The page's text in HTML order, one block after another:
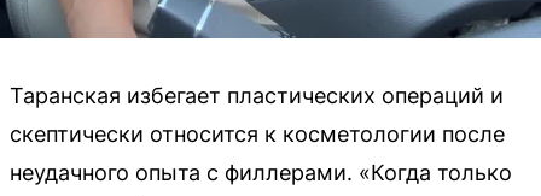
Таранская избегает пластических операций и
скептически относится к косметологии после
неудачного опыта с филлерами. «Когда только